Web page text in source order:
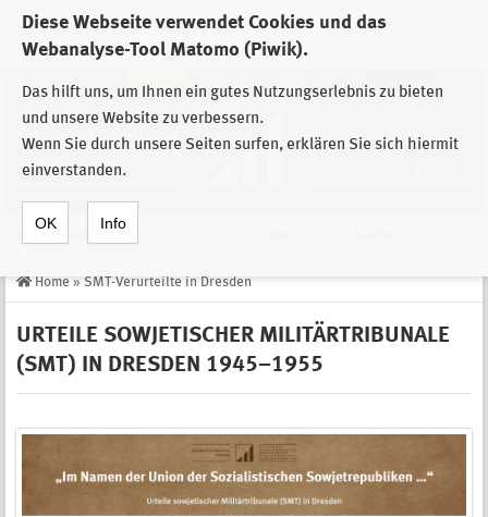
Diese Webseite verwendet Cookies und das
Webanalyse-Tool Matomo (Piwik).
Das hilft uns, um Ihnen ein gutes Nutzungserlebnis zu bieten
und unsere Website zu verbessern.
Wenn Sie durch unsere Seiten surfen, erklären Sie sich hiermit
einverstanden.
OK Info
Zur Auswahl der Einrichtungen der
Stiftung Sächsische Gedenkstätten
Home » SMT-Verurteilte in Dresden
URTEILE SOWJETISCHER MILITÄRTRIBUNALE
(SMT) IN DRESDEN 1945–1955